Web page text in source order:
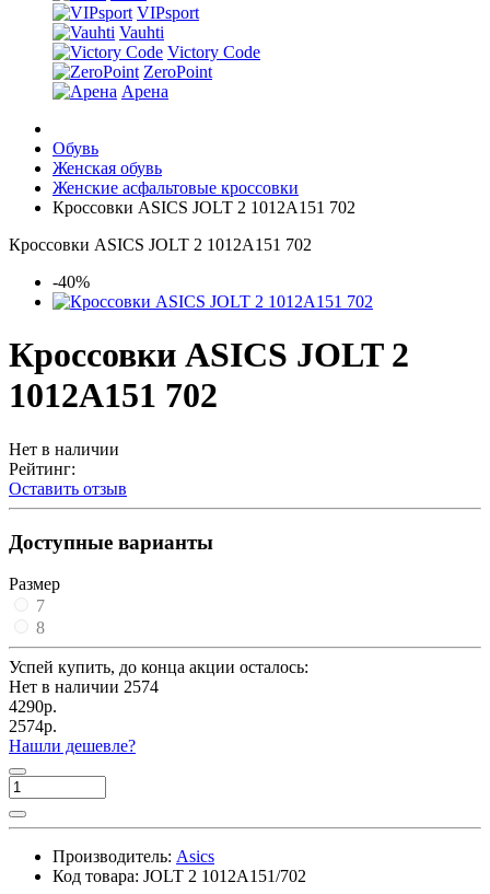
VIPsport
Vauhti
Victory Code
ZeroPoint
Арена
Обувь
Женская обувь
Женские асфальтовые кроссовки
Кроссовки ASICS JOLT 2 1012A151 702
Кроссовки ASICS JOLT 2 1012A151 702
-40%
Кроссовки ASICS JOLT 2
1012A151 702
Нет в наличии
Рейтинг:
Оставить отзыв
Доступные варианты
Размер
7
8
Успей купить, до конца акции осталось:
Нет в наличии 2574
4290р.
2574р.
Нашли дешевле?
Производитель: Asics
Код товара: JOLT 2 1012A151/702